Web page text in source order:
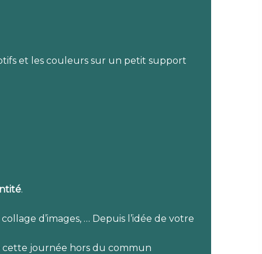
et les couleurs sur un petit support
.
d’images, … Depuis l’idée de votre
journée hors du commun